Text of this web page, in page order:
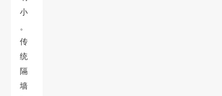
小
。
传
统
隔
墙